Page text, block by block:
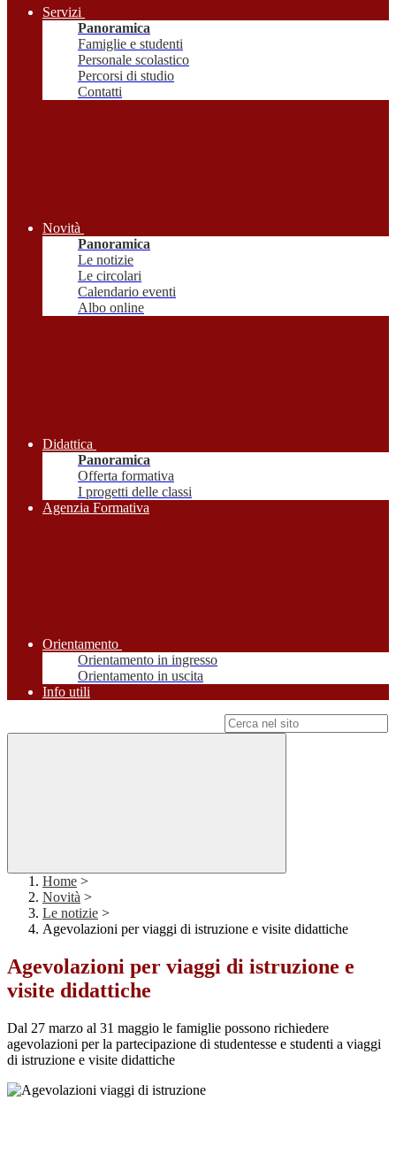
Servizi
Panoramica
Famiglie e studenti
Personale scolastico
Percorsi di studio
Contatti
Novità
Panoramica
Le notizie
Le circolari
Calendario eventi
Albo online
Didattica
Panoramica
Offerta formativa
I progetti delle classi
Agenzia Formativa
Orientamento
Orientamento in ingresso
Orientamento in uscita
Info utili
Home >
Novità >
Le notizie >
Agevolazioni per viaggi di istruzione e visite didattiche
Agevolazioni per viaggi di istruzione e
visite didattiche
Dal 27 marzo al 31 maggio le famiglie possono richiedere
agevolazioni per la partecipazione di studentesse e studenti a viaggi
di istruzione e visite didattiche